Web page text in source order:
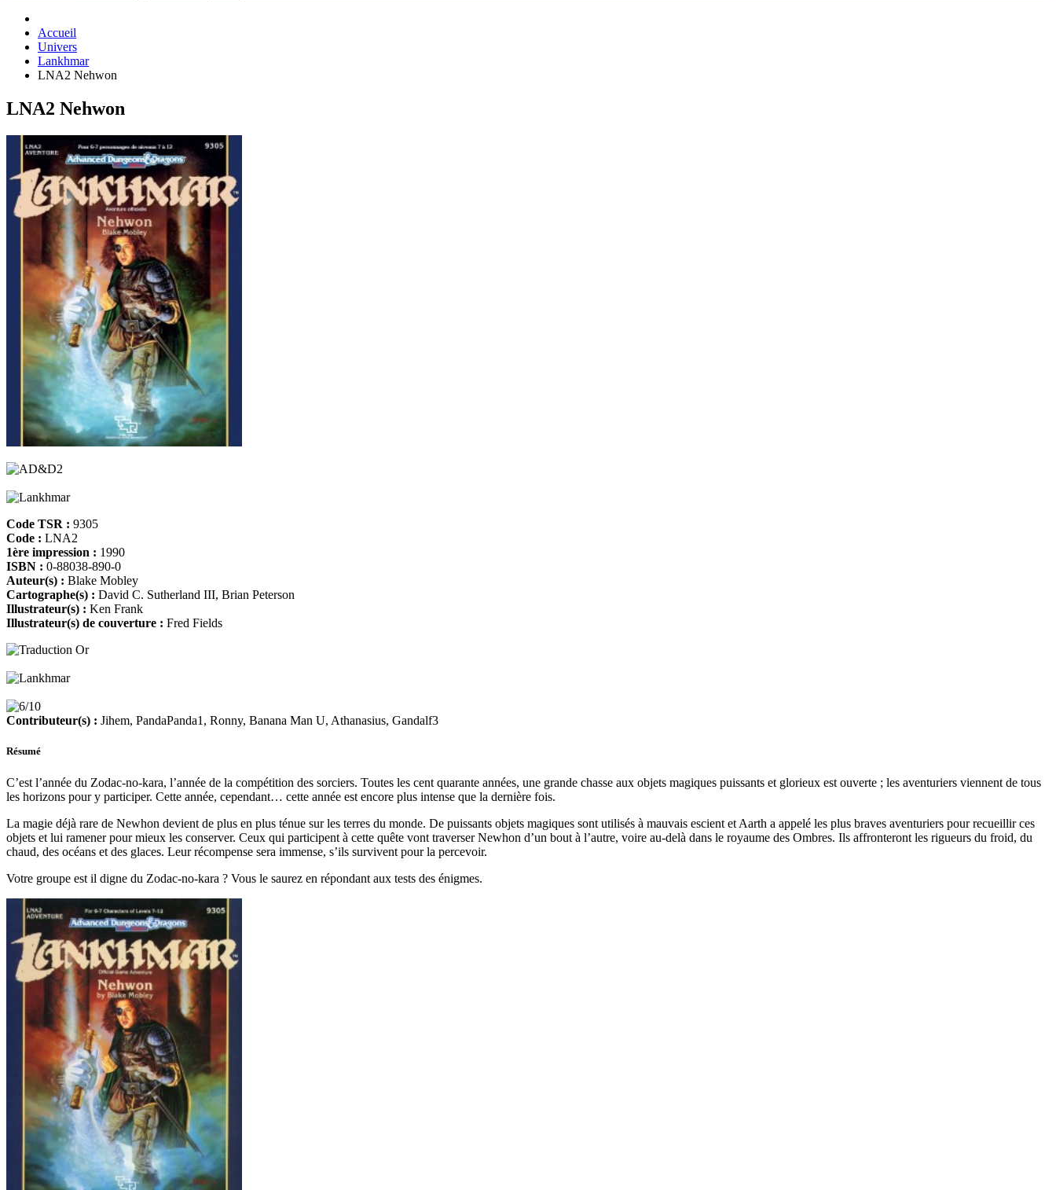
Accueil
Univers
Lankhmar
LNA2 Nehwon
LNA2 Nehwon
Code TSR : 9305
Code : LNA2
1ère impression : 1990
ISBN : 0-88038-890-0
Auteur(s) : Blake Mobley
Cartographe(s) : David C. Sutherland III, Brian Peterson
Illustrateur(s) : Ken Frank
Illustrateur(s) de couverture : Fred Fields
Contributeur(s) : Jihem, PandaPanda1, Ronny, Banana Man U, Athanasius, Gandalf3
Résumé
C’est l’année du Zodac-no-kara, l’année de la compétition des sorciers. Toutes les cent quarante années, une grande chasse aux objets magiques puissants et glorieux est ouverte ; les aventuriers viennent de tous
les horizons pour y participer. Cette année, cependant… cette année est encore plus intense que la dernière fois.
La magie déjà rare de Newhon devient de plus en plus ténue sur les terres du monde. De puissants objets magiques sont utilisés à mauvais escient et Aarth a appelé les plus braves aventuriers pour recueillir ces
objets et lui ramener pour mieux les conserver. Ceux qui participent à cette quête vont traverser Newhon d’un bout à l’autre, voire au-delà dans le royaume des Ombres. Ils affronteront les rigueurs du froid, du
chaud, des océans et des glaces. Leur récompense sera immense, s’ils survivent pour la percevoir.
Votre groupe est il digne du Zodac-no-kara ? Vous le saurez en répondant aux tests des énigmes.